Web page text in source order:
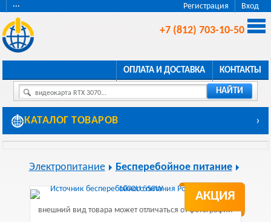
Регистрация Вход
···
+7 (812) 703-10-50
ОПЛАТА И ДОСТАВКА КОНТАКТЫ
видеокарта RTX 3070... НАЙТИ
КАТАЛОГ ТОВАРОВ ›
Электропитание Бесперебойное питание
АКЦИЯ
внешний вид товара может отличаться от фотографии